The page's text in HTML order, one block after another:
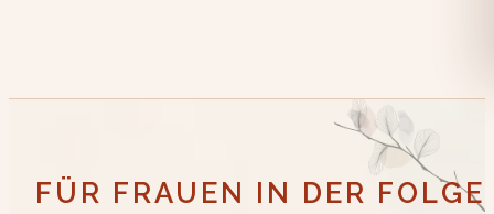
FÜR FRAUEN IN DER